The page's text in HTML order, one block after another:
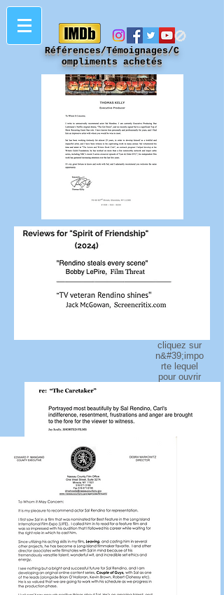
🚫
Références/Témoignages/C
ompliments achetés
cliquez sur
n&#39;impo
rte lequel
pour ouvrir